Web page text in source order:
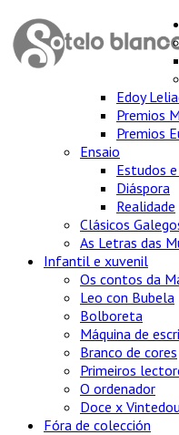
Edoy
Premios
Premios
Ensaio
Estudos
Diáspora
Realidade
Clásicos
As Letras das
Infantil e xuvenil
Os contos da
Leo con Bubela
Bolboreta
Máquina de
Branco de cores
Primeiros
O ordenador
Doce x
Fóra de colección